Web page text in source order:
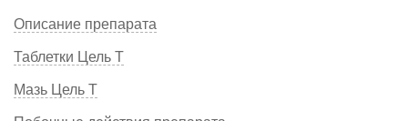
Описание препарата
Таблетки Цель Т
Мазь Цель Т